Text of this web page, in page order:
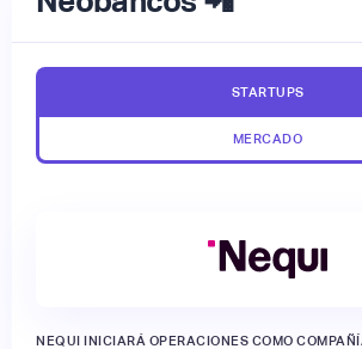
STARTUPS
MERCADO
NEQUI INICIARÁ OPERACIONES COMO